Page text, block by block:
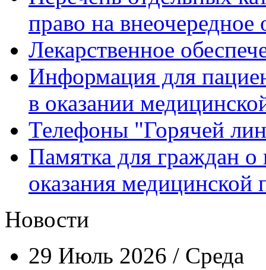
право на
Лекарственное
Информация для
в оказании
Телефоны "Горячей
Памятка для граждан о
оказания
Новости
29 Июль 2026 / Среда